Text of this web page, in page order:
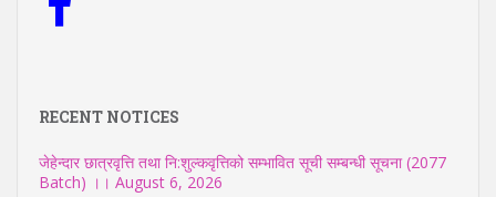
RECENT NOTICES
जेहेन्दार छात्रवृत्ति तथा नि:शुल्कवृत्तिको सम्भावित सूची सम्बन्धी सूचना (2077
Batch) ।। August 6, 2026